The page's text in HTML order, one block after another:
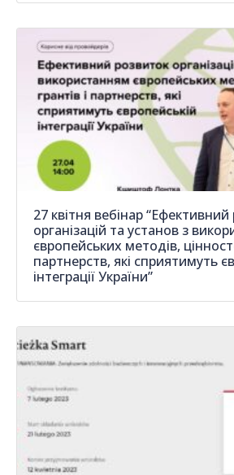
27 квітня вебінар
організацій та установ з
європейських методів,
партнерств, які сприятимуть
інтеграції України”